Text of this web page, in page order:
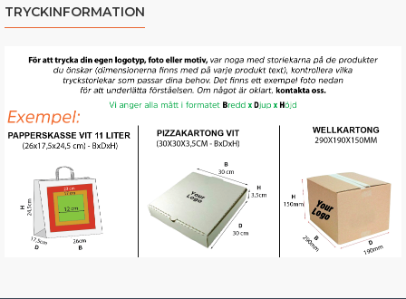
TRYCKINFORMATION